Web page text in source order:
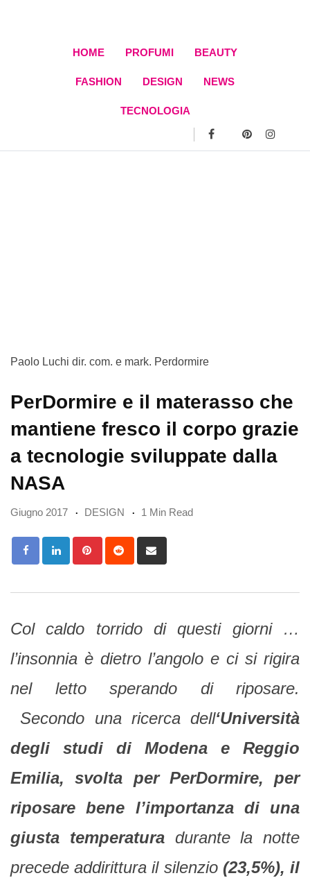
HOME PROFUMI BEAUTY
FASHION DESIGN NEWS
TECNOLOGIA
Paolo Luchi dir. com. e mark. Perdormire
PerDormire e il materasso che
mantiene fresco il corpo grazie
a tecnologie sviluppate dalla
NASA
Giugno 2017 DESIGN 1 Min Read
PinterestReddit
via
Col caldo torrido di questi giorni …
l’insonnia è dietro l’angolo e ci si rigira
nel letto sperando di riposare.
Secondo una ricerca dell‘Università
degli studi di Modena e Reggio
Emilia, svolta per PerDormire, per
riposare bene l’importanza di una
giusta temperatura durante la notte
precede addirittura il silenzio (23,5%), il